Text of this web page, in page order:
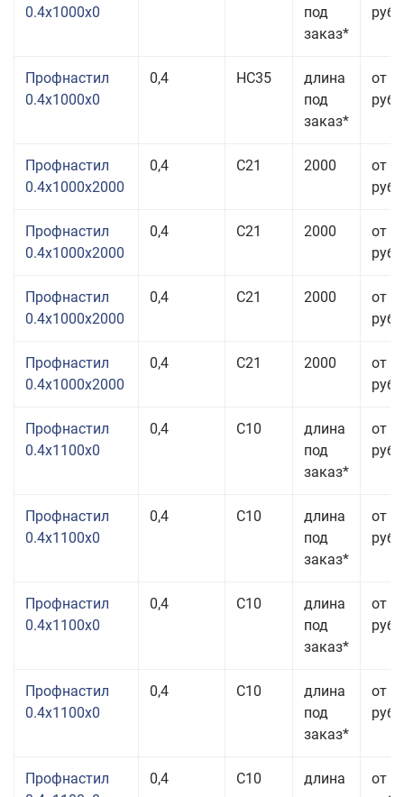
0.4x1000x0
под
заказ*
руб.
Профнастил
0.4x1000x0
0,4 НС35
длина
под
заказ*
от
руб.
Профнастил
0.4x1000x2000
0,4 С21 2000
от
руб.
Профнастил
0.4x1000x2000
0,4 С21 2000
от
руб.
Профнастил
0.4x1000x2000
0,4 С21 2000
от
руб.
Профнастил
0.4x1000x2000
0,4 С21 2000
от
руб.
Профнастил
0.4x1100x0
0,4 С10
длина
под
заказ*
от
руб.
Профнастил
0.4x1100x0
0,4 С10
длина
под
заказ*
от
руб.
Профнастил
0.4x1100x0
0,4 С10
длина
под
заказ*
от
руб.
Профнастил
0.4x1100x0
0,4 С10
длина
под
заказ*
от
руб.
Профнастил
0,4 С10
длина
от